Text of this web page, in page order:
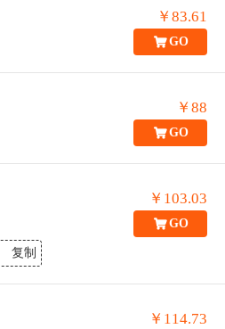
￥83.61
GO
￥88
GO
复制
￥103.03
GO
￥114.73